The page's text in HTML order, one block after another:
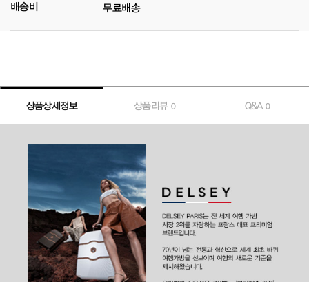
배송비 무료배송
상품상세정보 상품리뷰 0 Q&A0